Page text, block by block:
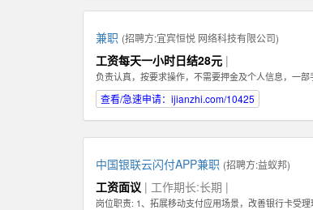
兼职 (招聘方:宜宾恒悦 网络科技有限公司)
工资每天一小时日结28元 |
负责认真，按要求操作，不需要押金及个人信息，一
查看/急速申请：ijianzhi.com/10425
中国银联云闪付APP兼职 (招聘方:益蚁邦)
工资面议 | 工作期长:长期 |
岗位职责: 1、拓展移动支付应用场景，改善银行卡受